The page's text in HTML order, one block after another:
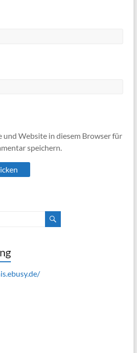
und Website in diesem Browser für
speichern.